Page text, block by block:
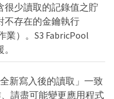
很少讀取的記錄值之貯
不存在的金鑰執行
業）。S3 FabricPool
新寫入後的讀取」一致
請盡可能變更應用程式